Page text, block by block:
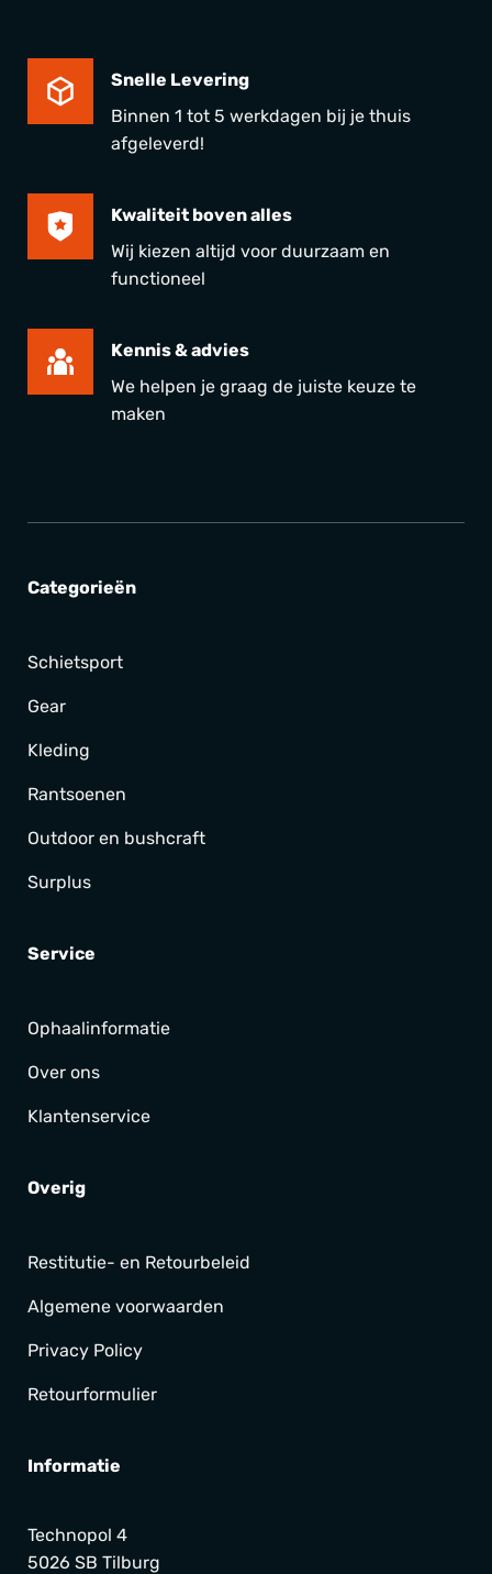
Snelle Levering
Binnen 1 tot 5 werkdagen bij je thuis
afgeleverd!
Kwaliteit boven alles
Wij kiezen altijd voor duurzaam en
functioneel
Kennis & advies
We helpen je graag de juiste keuze te
maken
Categorieën
Schietsport
Gear
Kleding
Rantsoenen
Outdoor en bushcraft
Surplus
Service
Ophaalinformatie
Over ons
Klantenservice
Overig
Restitutie- en Retourbeleid
Algemene voorwaarden
Privacy Policy
Retourformulier
Informatie
Technopol 4
5026 SB Tilburg